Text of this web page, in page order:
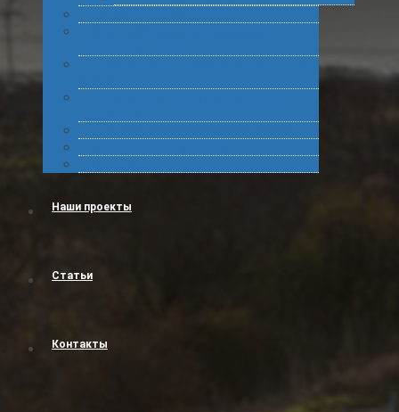
Наши проекты
Статьи
Контакты